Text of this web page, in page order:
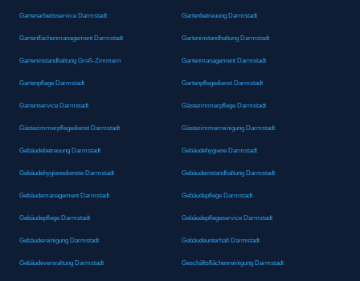
Gartenarbeitsservice Darmstadt Gartenbetreuung Darmstadt
Gartenflächenmanagement Darmstadt Garteninstandhaltung Darmstadt
Garteninstandhaltung Groß-Zimmern Gartenmanagement Darmstadt
Gartenpflege Darmstadt Gartenpflegedienst Darmstadt
Gartenservice Darmstadt Gästezimmerpflege Darmstadt
Gästezimmerpflegedienst Darmstadt Gästezimmerreinigung Darmstadt
Gebäudebetreuung Darmstadt Gebäudehygiene Darmstadt
Gebäudehygienedienste Darmstadt Gebäudeinstandhaltung Darmstadt
Gebäudemanagement Darmstadt Gebäudepflege Darmstadt
Gebäudepflege Darmstadt Gebäudepflegeservice Darmstadt
Gebäudereinigung Darmstadt Gebäudeunterhalt Darmstadt
Gebäudeverwaltung Darmstadt Geschäftsflächenreinigung Darmstadt